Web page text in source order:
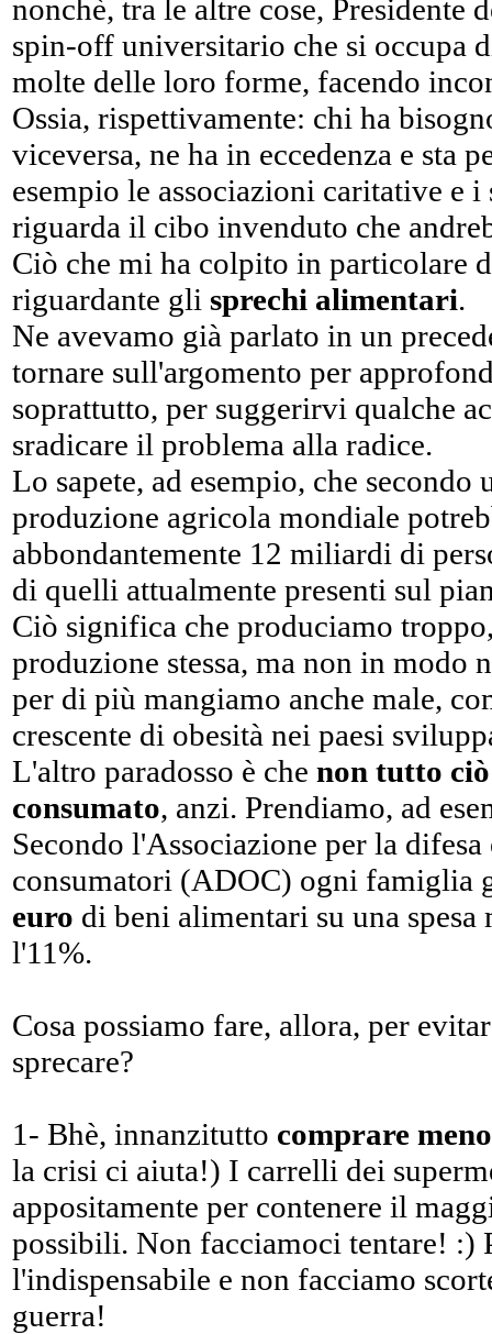
nonchè, tra le altre cose, Presidente
spin-off universitario che si occupa
molte delle loro forme, facendo
Ossia, rispettivamente: chi ha
viceversa, ne ha in eccedenza e sta
esempio le associazioni caritative e
riguarda il cibo invenduto che
Ciò che mi ha colpito in particolare
riguardante gli sprechi alimentari.
Ne avevamo già parlato in un
tornare sull'argomento per
soprattutto, per suggerirvi qualche
sradicare il problema alla radice.
Lo sapete, ad esempio, che secondo
produzione agricola mondiale
abbondantemente 12 miliardi di
di quelli attualmente presenti sul
Ciò significa che produciamo
produzione stessa, ma non in modo
per di più mangiamo anche male,
crescente di obesità nei paesi
L'altro paradosso è che non tutto
consumato, anzi. Prendiamo, ad
Secondo l'Associazione per la
consumatori (ADOC) ogni famiglia
euro di beni alimentari su una
l'11%.
Cosa possiamo fare, allora, per
sprecare?
1- Bhè, innanzitutto comprare meno
la crisi ci aiuta!) I carrelli dei
appositamente per contenere il
possibili. Non facciamoci tentare! :)
l'indispensabile e non facciamo
guerra!